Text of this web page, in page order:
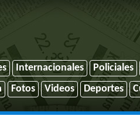
Internacionales Policiales
Fotos Videos Deportes